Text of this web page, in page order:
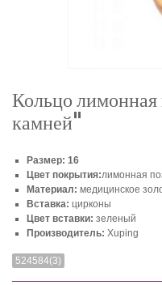
Кольцо
камней"
Размер: 16
Цвет покрытия:лимонная
Материал: медицинское
Вставка: цирконы
Цвет вставки: зеленый
Производитель: Xuping
524584(3)